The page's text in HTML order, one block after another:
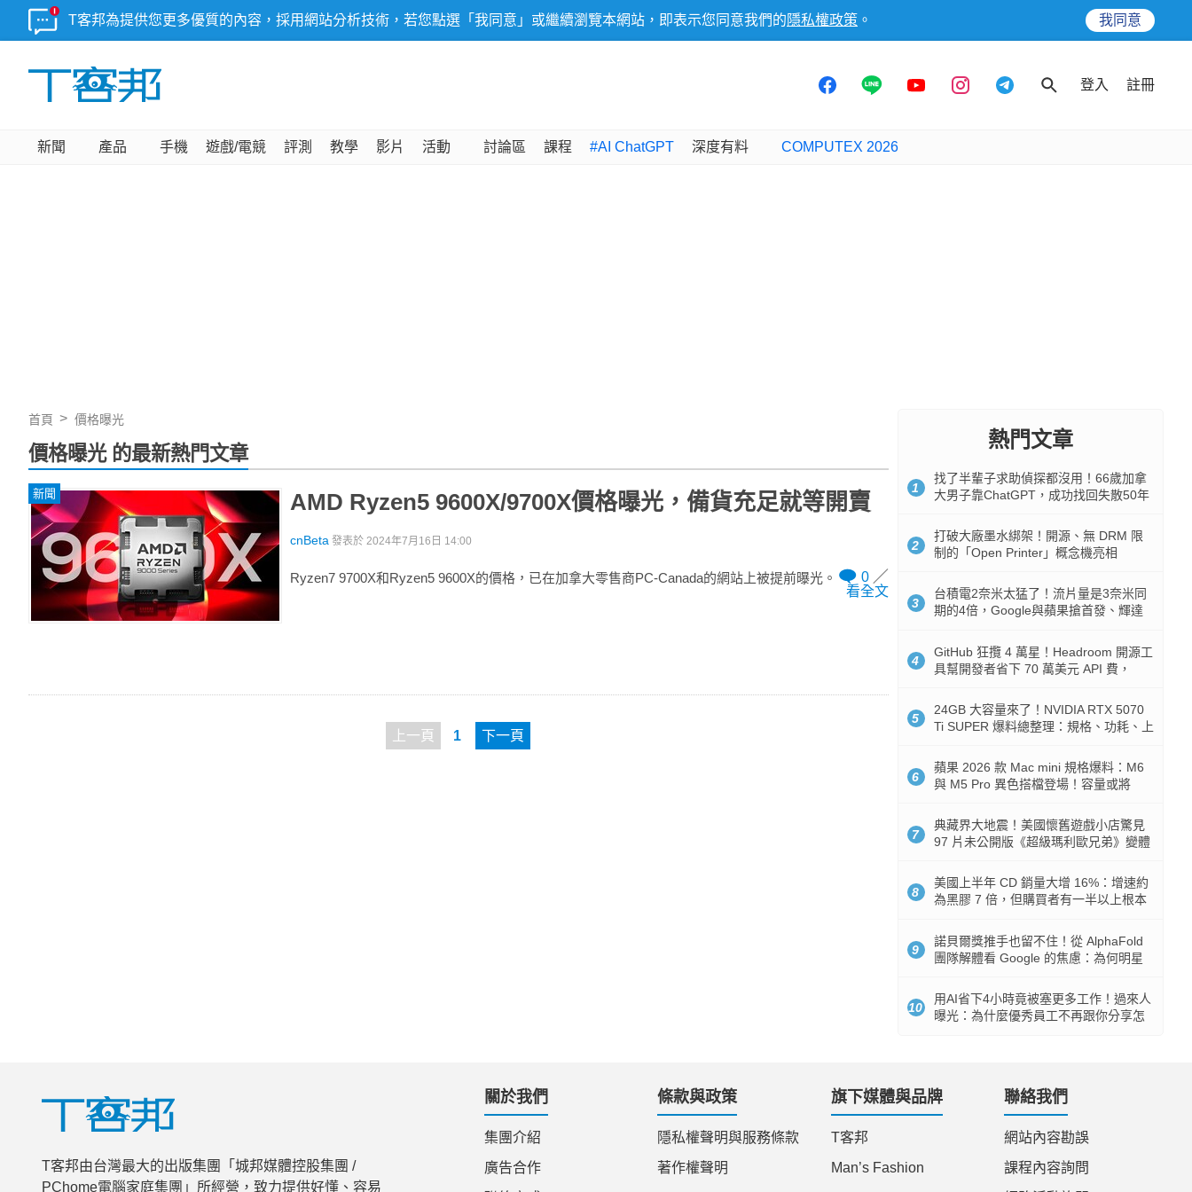
T客邦為提供您更多優質的內容，採用網站分析技術，若您點選「我同意」或繼續瀏覽本網站，即表示您同意我們的 隱私權政策 。 我同意
登入 註冊
新聞 產品 手機 遊戲/電競 評測 教學 影片 活動 討論區 課程 #AI ChatGPT 深度有料 COMPUTEX 2026
首頁 價格曝光
價格曝光 的最新熱門文章
新聞 AMD Ryzen5 9600X/9700X價格曝光，備貨充足就等開賣
cnBeta 發表於 2024年7月16日 14:00
Ryzen7 9700X和Ryzen5 9600X的價格，已在加拿大零售商PC-Canada的網站上被提前曝光。
0
看全文
上一頁 1 下一頁
熱門文章
1
找了半輩子求助偵探都沒用！66歲加拿
大男子靠ChatGPT，成功找回失散50年
2
打破大廠墨水綁架！開源、無 DRM 限
制的「Open Printer」概念機亮相
3
台積電2奈米太猛了！流片量是3奈米同
期的4倍，Google與蘋果搶首發、輝達
4
GitHub 狂攬 4 萬星！Headroom 開源工
具幫開發者省下 70 萬美元 API 費，
5
24GB 大容量來了！NVIDIA RTX 5070
Ti SUPER 爆料總整理：規格、功耗、上
6
蘋果 2026 款 Mac mini 規格爆料：M6
與 M5 Pro 異色搭檔登場！容量或將
7
典藏界大地震！美國懷舊遊戲小店驚見
97 片未公開版《超級瑪利歐兄弟》變體
8
美國上半年 CD 銷量大增 16%：增速約
為黑膠 7 倍，但購買者有一半以上根本
9
諾貝爾獎推手也留不住！從 AlphaFold
團隊解體看 Google 的焦慮：為何明星
10
用AI省下4小時竟被塞更多工作！過來人
曝光：為什麼優秀員工不再跟你分享怎
T客邦由台灣最大的出版集團「城邦媒體控股集團 /
PChome電腦家庭集團」所經營，致力提供好懂、容易
關於我們
集團介紹
廣告合作
條款與政策
隱私權聲明與服務條款
著作權聲明
旗下媒體與品牌
T客邦
Man’s Fashion
聯絡我們
網站內容勘誤
課程內容詢問